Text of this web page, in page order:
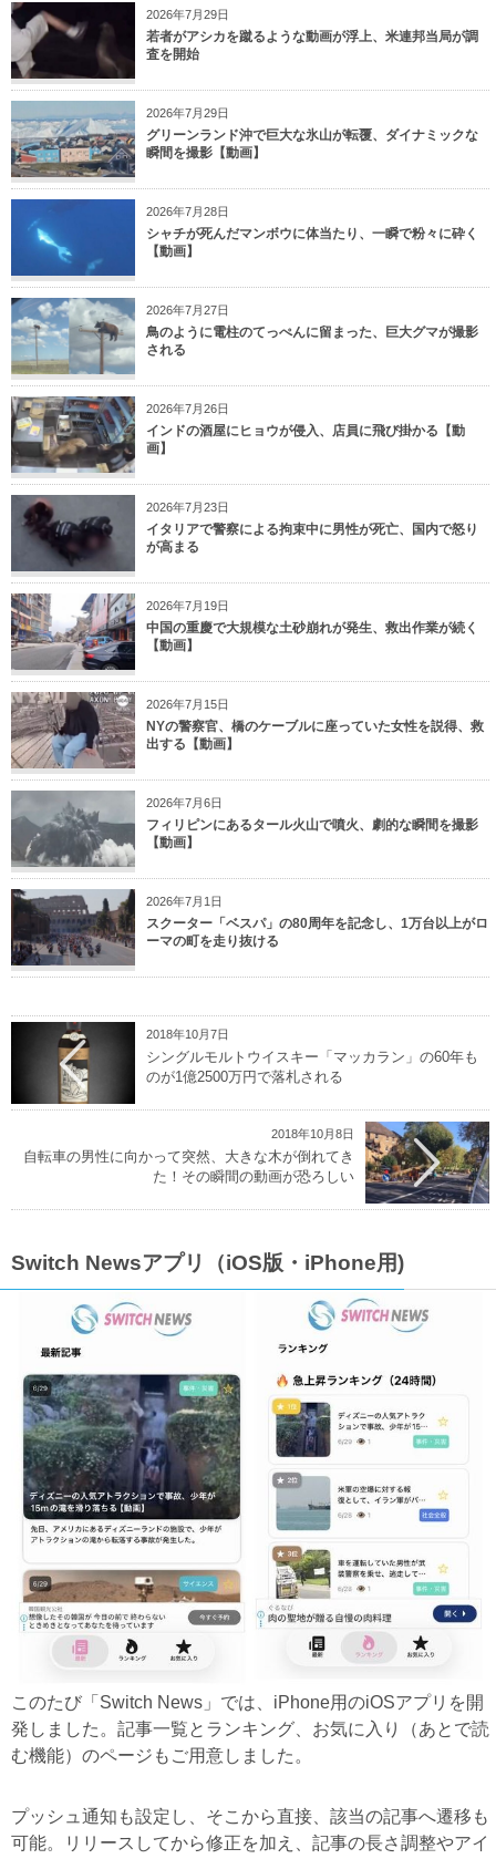
2026年7月29日
若者がアシカを蹴るような動画が浮上、米連邦当局が調
査を開始
2026年7月29日
グリーンランド沖で巨大な氷山が転覆、ダイナミックな
瞬間を撮影【動画】
2026年7月28日
シャチが死んだマンボウに体当たり、一瞬で粉々に砕く
【動画】
2026年7月27日
鳥のように電柱のてっぺんに留まった、巨大グマが撮影
される
2026年7月26日
インドの酒屋にヒョウが侵入、店員に飛び掛かる【動
画】
2026年7月23日
イタリアで警察による拘束中に男性が死亡、国内で怒り
が高まる
2026年7月19日
中国の重慶で大規模な土砂崩れが発生、救出作業が続く
【動画】
2026年7月15日
NYの警察官、橋のケーブルに座っていた女性を説得、救
出する【動画】
2026年7月6日
フィリピンにあるタール火山で噴火、劇的な瞬間を撮影
【動画】
2026年7月1日
スクーター「ベスパ」の80周年を記念し、1万台以上がロ
ーマの町を走り抜ける
2018年10月7日
シングルモルトウイスキー「マッカラン」の60年も
のが1億2500万円で落札される
2018年10月8日
自転車の男性に向かって突然、大きな木が倒れてき
た！その瞬間の動画が恐ろしい
Switch Newsアプリ（iOS版・iPhone用)
このたび「Switch News」では、iPhone用のiOSアプリを開
発しました。記事一覧とランキング、お気に入り（あとで読
む機能）のページもご用意しました。
プッシュ通知も設定し、そこから直接、該当の記事へ遷移も
可能。リリースしてから修正を加え、記事の長さ調整やアイ